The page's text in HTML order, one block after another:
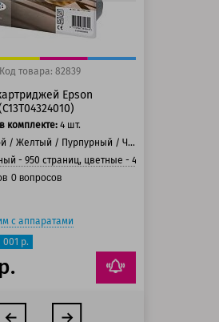
Код товара: 82839
Epson
комплекте: 4 шт.
/ Желтый / Пурпурный / Черный
- 950 страниц, цветные - 450 страниц
0 вопросов
с аппаратами
001 р.